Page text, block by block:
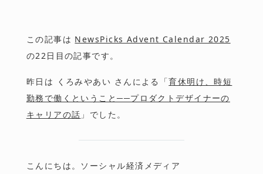
この記事は NewsPicks Advent Calendar 2025
の22日目の記事です。
昨日は くろみやあい さんによる「育休明け、時短
勤務で働くということ──プロダクトデザイナーの
キャリアの話 」でした。
こんにちは。ソーシャル経済メディア